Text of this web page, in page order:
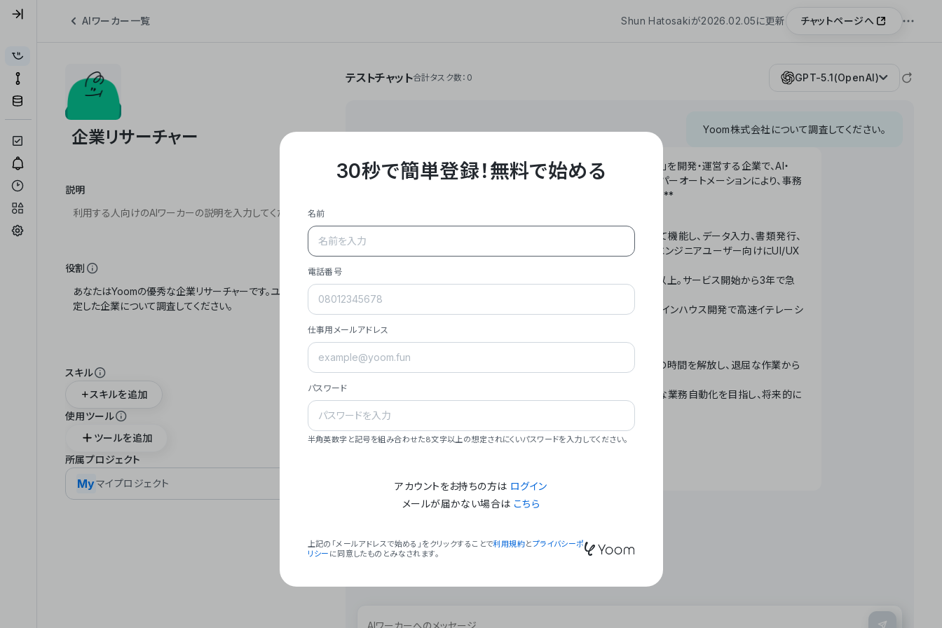
AIワーカー一覧 Shun Hatosakiが2026.02.05に更新 チャットページへ
説明
役割
スキル
スキルを追加
使用ツール
ツールを追加
所属プロジェクト
Myマイプロジェクト
テストチャット合計タスク数：0 GPT-5.1(OpenAI)
Yoom株式会社について調査してください。
**Yoom株式会社は、ビジネスオートメーションSaaS「Yoom」を開発・運営する企業で、AI・
API・RPA・OCRなどの技術をノーコードで組み合わせたハイパーオートメーションにより、事務
作業やデスクワークを自動化するサービスを提供しています。**
- **主力プロダクト「Yoom」**: SaaS連携データベースとして機能し、データ入力、書類発行、
メール対応、請求書処理、日報作成などの業務を自動化。非エンジニアユーザー向けにUI/UX
- **実績**: 国内利用社数20,000社超、直近成長率300%以上。サービス開始から3年で急
- **強み**: すべての自動化技術を1プラットフォームで完結。インハウス開発で高速イテレーシ
- **ミッション**: 「We Make Time」 – テクノロジーで人々の時間を解放し、退屈な作業から
- **ビジョン**: 「Global Business Automation」 – 世界的な業務自動化を目指し、将来的に
### 会社概要
30秒で簡単登録！無料で始める
名前
電話番号
仕事用メールアドレス
パスワード
半角英数字と記号を組み合わせた8文字以上の想定されにくいパスワードを入力してください。
アカウントをお持ちの方は ログイン
メールが届かない場合は こちら
上記の「メールアドレスで始める」をクリックすることで利用規約とプライバシーポ
リシー に同意したものとみなされます。